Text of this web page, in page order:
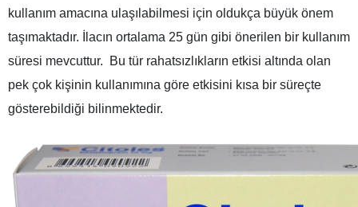
kullanım amacına ulaşılabilmesi için oldukça büyük önem
taşımaktadır. İlacın ortalama 25 gün gibi önerilen bir kullanım
süresi mevcuttur. Bu tür rahatsızlıkların etkisi altında olan
pek çok kişinin kullanımına göre etkisini kısa bir süreçte
gösterebildiği bilinmektedir.